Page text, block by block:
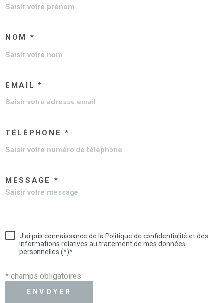
NOM *
EMAIL *
TÉLÉPHONE *
MESSAGE *
J'ai pris connaissance de la Politique de confidentialité et des
informations relatives au traitement de mes données
personnelles (*)*
* champs obligatoires
ENVOYER